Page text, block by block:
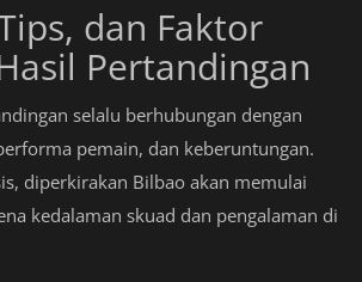
dan Faktor
Pertandingan
selalu berhubungan dengan
pemain, dan keberuntungan.
diperkirakan Bilbao akan memulai
kedalaman skuad dan pengalaman di